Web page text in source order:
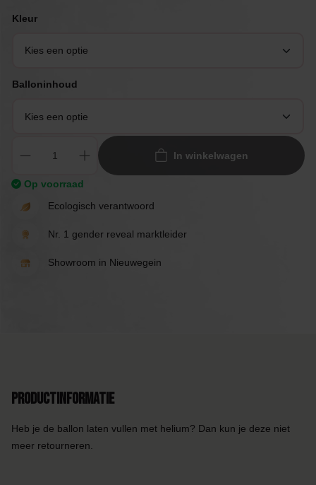
Kleur
Balloninhoud
In winkelwagen
Op voorraad
Ecologisch verantwoord
Nr. 1 gender reveal marktleider
Showroom in Nieuwegein
Productinformatie
Heb je de ballon laten vullen met helium? Dan kun je deze niet
meer retourneren.